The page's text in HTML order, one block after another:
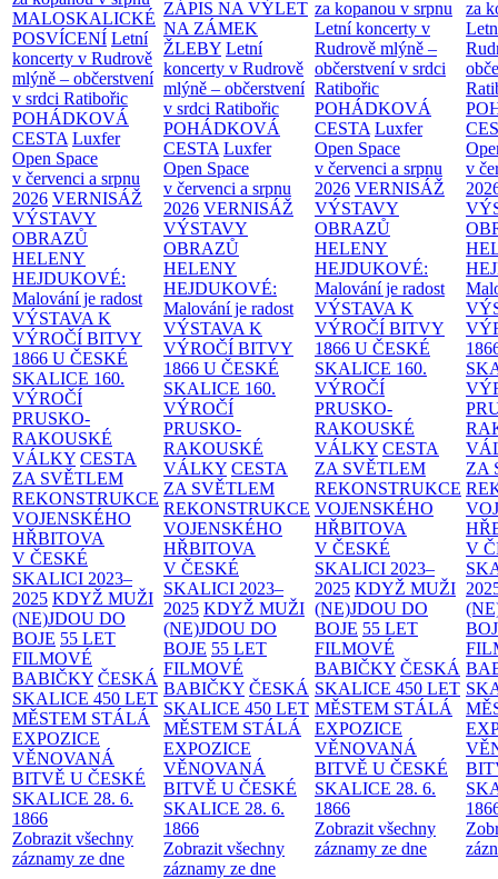
MALOSKALICKÉ
POSVÍCENÍ Letní
koncerty v Rudrově
mlýně – občerstvení
v srdci Ratibořic
POHÁDKOVÁ
CESTA Luxfer
Open Space
v červenci a srpnu
2026 VERNISÁŽ
VÝSTAVY
OBRAZŮ
HELENY
HEJDUKOVÉ:
Malování je radost
VÝSTAVA K
VÝROČÍ BITVY
1866 U ČESKÉ
SKALICE 160.
VÝROČÍ
PRUSKO-
RAKOUSKÉ
VÁLKY CESTA
ZA SVĚTLEM
REKONSTRUKCE
VOJENSKÉHO
HŘBITOVA
V ČESKÉ
SKALICI 2023–
2025 KDYŽ MUŽI
(NE)JDOU DO
BOJE 55 LET
FILMOVÉ
BABIČKY ČESKÁ
SKALICE 450 LET
MĚSTEM STÁLÁ
EXPOZICE
VĚNOVANÁ
BITVĚ U ČESKÉ
SKALICE 28. 6.
1866
Zobrazit všechny
záznamy ze dne
ZÁPIS NA VÝLET
NA ZÁMEK
ŽLEBY Letní
koncerty v Rudrově
mlýně – občerstvení
v srdci Ratibořic
POHÁDKOVÁ
CESTA Luxfer
Open Space
v červenci a srpnu
2026 VERNISÁŽ
VÝSTAVY
OBRAZŮ
HELENY
HEJDUKOVÉ:
Malování je radost
VÝSTAVA K
VÝROČÍ BITVY
1866 U ČESKÉ
SKALICE 160.
VÝROČÍ
PRUSKO-
RAKOUSKÉ
VÁLKY CESTA
ZA SVĚTLEM
REKONSTRUKCE
VOJENSKÉHO
HŘBITOVA
V ČESKÉ
SKALICI 2023–
2025 KDYŽ MUŽI
(NE)JDOU DO
BOJE 55 LET
FILMOVÉ
BABIČKY ČESKÁ
SKALICE 450 LET
MĚSTEM STÁLÁ
EXPOZICE
VĚNOVANÁ
BITVĚ U ČESKÉ
SKALICE 28. 6.
1866
Zobrazit všechny
záznamy ze dne
za kopanou v srpnu
Letní koncerty v
Rudrově mlýně –
občerstvení v srdci
Ratibořic
POHÁDKOVÁ
CESTA Luxfer
Open Space
v červenci a srpnu
2026 VERNISÁŽ
VÝSTAVY
OBRAZŮ
HELENY
HEJDUKOVÉ:
Malování je radost
VÝSTAVA K
VÝROČÍ BITVY
1866 U ČESKÉ
SKALICE 160.
VÝROČÍ
PRUSKO-
RAKOUSKÉ
VÁLKY CESTA
ZA SVĚTLEM
REKONSTRUKCE
VOJENSKÉHO
HŘBITOVA
V ČESKÉ
SKALICI 2023–
2025 KDYŽ MUŽI
(NE)JDOU DO
BOJE 55 LET
FILMOVÉ
BABIČKY ČESKÁ
SKALICE 450 LET
MĚSTEM STÁLÁ
EXPOZICE
VĚNOVANÁ
BITVĚ U ČESKÉ
SKALICE 28. 6.
1866
Zobrazit všechny
záznamy ze dne
za
v
ZA
V